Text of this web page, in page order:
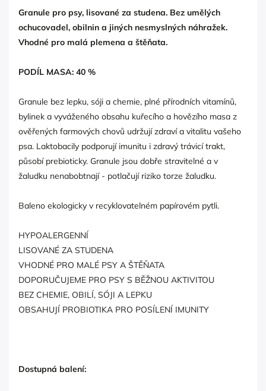
Granule pro psy, lisované za studena. Bez umělých
ochucovadel, obilnin a jiných nesmyslných náhražek.
Vhodné pro malá plemena a štěňata.
PODÍL MASA: 40 %
Granule bez lepku, sóji a chemie, plné přírodních vitamínů,
bylinek a vyváženého obsahu kuřecího a hovězího masa z
ověřených farmových chovů udržují zdraví a vitalitu vašeho
psa. Laktobacily podporují imunitu i zdravý trávicí trakt,
působí prebioticky. Granule jsou dobře stravitelné a v
žaludku nenabobtnají - potlačují riziko torze žaludku.
Baleno ekologicky v recyklovatelném papírovém pytli.
HYPOALERGENNÍ
LISOVANÉ ZA STUDENA
VHODNÉ PRO MALÉ PSY A ŠTĚŇATA
DOPORUČUJEME PRO PSY S BĚŽNOU AKTIVITOU
BEZ CHEMIE, OBILÍ, SÓJI A LEPKU
OBSAHUJÍ PROBIOTIKA PRO POSÍLENÍ IMUNITY
Dostupná balení: